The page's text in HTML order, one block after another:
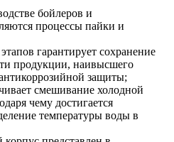
бойлеров и
процессы пайки и
гарантирует сохранение
продукции, наивысшего
защиты;
смешивание холодной
чему достигается
температуры воды в